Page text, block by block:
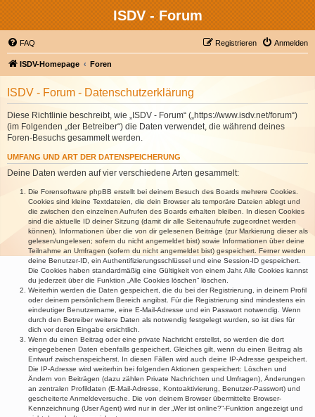
ISDV - Forum
FAQ Anmelden
Registrieren
ISDV-Homepage Foren
ISDV - Forum - Datenschutzerklärung
Diese Richtlinie beschreibt, wie „ISDV - Forum“ („https://www.isdv.net/forum“)
(im Folgenden „der Betreiber“) die Daten verwendet, die während deines
Foren-Besuchs gesammelt werden.
UMFANG UND ART DER DATENSPEICHERUNG
Deine Daten werden auf vier verschiedene Arten gesammelt:
Die Forensoftware phpBB erstellt bei deinem Besuch des Boards mehrere Cookies.
Cookies sind kleine Textdateien, die dein Browser als temporäre Dateien ablegt und
die zwischen den einzelnen Aufrufen des Boards erhalten bleiben. In diesen Cookies
sind die aktuelle ID deiner Sitzung (damit dir alle Seitenaufrufe zugeordnet werden
können), Informationen über die von dir gelesenen Beiträge (zur Markierung dieser als
gelesen/ungelesen; sofern du nicht angemeldet bist) sowie Informationen über deine
Teilnahme an Umfragen (sofern du nicht angemeldet bist) gespeichert. Ferner werden
deine Benutzer-ID, ein Authentifizierungsschlüssel und eine Session-ID gespeichert.
Die Cookies haben standardmäßig eine Gültigkeit von einem Jahr. Alle Cookies kannst
du jederzeit über die Funktion „Alle Cookies löschen“ löschen.
Weiterhin werden die Daten gespeichert, die du bei der Registrierung, in deinem Profil
oder deinem persönlichem Bereich angibst. Für die Registrierung sind mindestens ein
eindeutiger Benutzername, eine E-Mail-Adresse und ein Passwort notwendig. Wenn
durch den Betreiber weitere Daten als notwendig festgelegt wurden, so ist dies für
dich vor deren Eingabe ersichtlich.
Wenn du einen Beitrag oder eine private Nachricht erstellst, so werden die dort
eingegebenen Daten ebenfalls gespeichert. Gleiches gilt, wenn du einen Beitrag als
Entwurf zwischenspeicherst. In diesen Fällen wird auch deine IP-Adresse gespeichert.
Die IP-Adresse wird weiterhin bei folgenden Aktionen gespeichert: Löschen und
Ändern von Beiträgen (dazu zählen Private Nachrichten und Umfragen), Änderungen
an zentralen Profildaten (E-Mail-Adresse, Kontoaktivierung, Benutzer-Passwort) und
gescheiterte Anmeldeversuche. Die von deinem Browser übermittelte Browser-
Kennzeichnung (User Agent) wird nur in der „Wer ist online?“-Funktion angezeigt und